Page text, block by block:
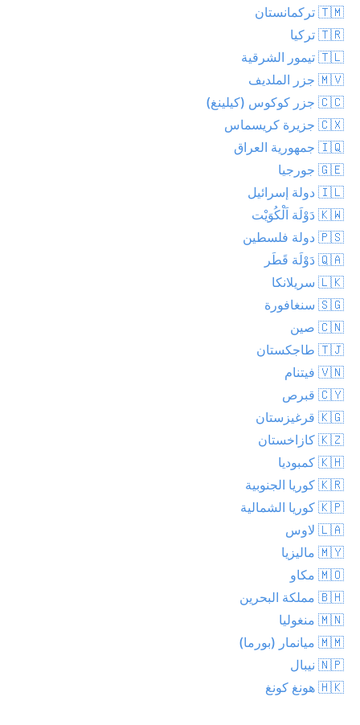
🇹🇲 تركمانستان
🇹🇷 تركيا
🇹🇱 تيمور الشرقية
🇲🇻 جزر الملديف
🇨🇨 جزر كوكوس (كيلينغ)
🇨🇽 جزيرة كريسماس
🇮🇶 جمهورية العراق
🇬🇪 جورجيا
🇮🇱 دولة إسرائيل
🇰🇼 دَوْلَة اَلْكُوَيْت
🇵🇸 دولة فلسطين
🇶🇦 دَوْلَة قَطَر
🇱🇰 سريلانكا
🇸🇬 سنغافورة
🇨🇳 صين
🇹🇯 طاجكستان
🇻🇳 فيتنام
🇨🇾 قبرص
🇰🇬 قرغيزستان
🇰🇿 كازاخستان
🇰🇭 كمبوديا
🇰🇷 كوريا الجنوبية
🇰🇵 كوريا الشمالية
🇱🇦 لاوس
🇲🇾 ماليزيا
🇲🇴 مكاو
🇧🇭 مملكة البحرين
🇲🇳 منغوليا
🇲🇲 ميانمار (بورما)
🇳🇵 نيبال
🇭🇰 هونغ كونغ